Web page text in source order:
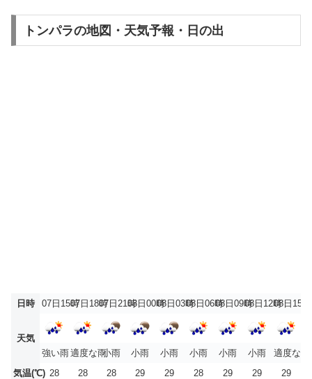
トンパラの地図・天気予報・日の出
日時 07日15時07日18時07日21時08日00時08日03時08日06時08日09時08日12時08日15時
天気
強い雨適度な雨小雨 小雨 小雨 小雨 小雨 小雨
適度な雨
気温(℃) 28 28 28 29 29 28 29 29
29